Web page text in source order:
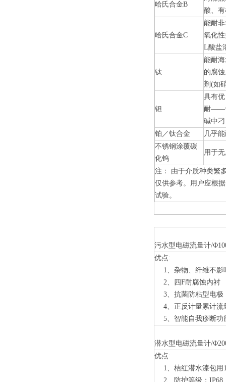
哈氏合金B
酸、
哈氏合金C
能耐
氧化
L酸盐
钛
能耐
的腐
剂 (如
钽
具有
耐——
碱中
铂／钛合金
几乎
不锈钢涂覆碳
化钨
用于
注： 由于介质种类繁
仅供参考。用户应根
试验。
污水型电磁流量计/
优点:
1、杂物、纤维不影
2、四F耐腐蚀内衬
3、抗菌防粘型电极
4、正反计量累计流
5、智能自我疹断功
潜水型电磁流量计/
优点:
1、桔红潜水漆包用
2、防护等级：IP68